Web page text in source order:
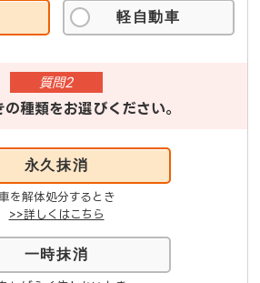
軽自動車
質問2
種類をお選びください。
永久抹消
を解体処分するとき
>>詳しくはこちら
一時抹消